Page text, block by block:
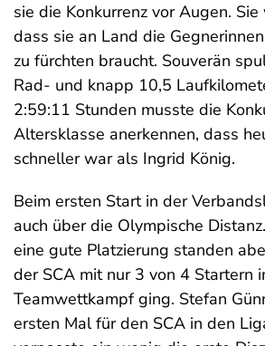
sie die Konkurrenz vor Augen.
dass sie an Land die
zu fürchten braucht. Souverän
Rad- und knapp 10,5
2:59:11 Stunden musste die
Altersklasse anerkennen, dass
schneller war als Ingrid König.
Beim ersten Start in der
auch über die Olympische
eine gute Platzierung standen
der SCA mit nur 3 von 4 Startern
Teamwettkampf ging. Stefan
ersten Mal für den SCA in den